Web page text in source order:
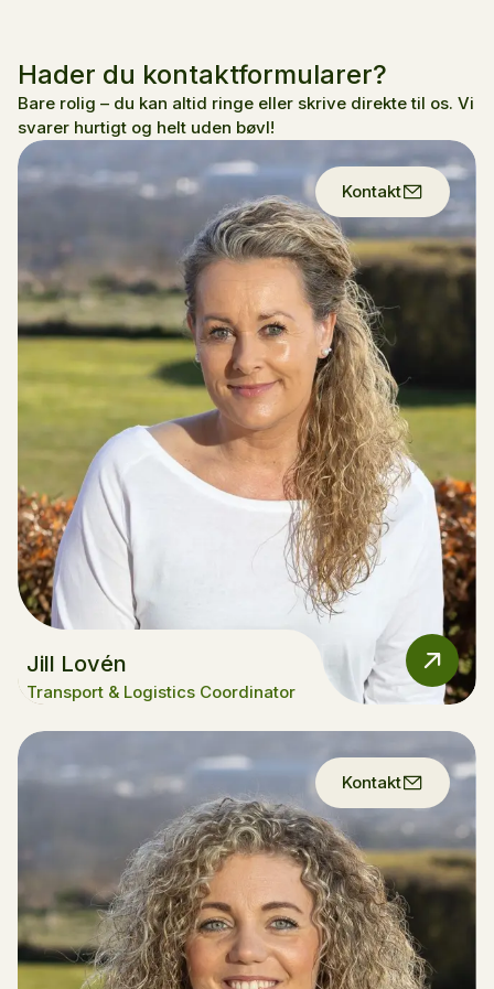
Hader du kontaktformularer?
Bare rolig – du kan altid ringe eller skrive direkte til os. Vi
svarer hurtigt og helt uden bøvl!
Kontakt
Jill Lovén
Transport & Logistics Coordinator
Kontakt